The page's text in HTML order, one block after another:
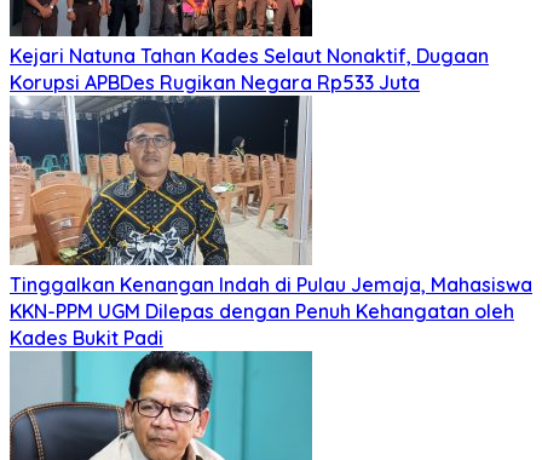
Kejari Natuna Tahan Kades Selaut Nonaktif, Dugaan
Korupsi APBDes Rugikan Negara Rp533 Juta
Tinggalkan Kenangan Indah di Pulau Jemaja, Mahasiswa
KKN-PPM UGM Dilepas dengan Penuh Kehangatan oleh
Kades Bukit Padi